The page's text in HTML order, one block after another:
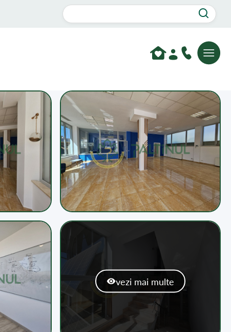
vezi mai multe